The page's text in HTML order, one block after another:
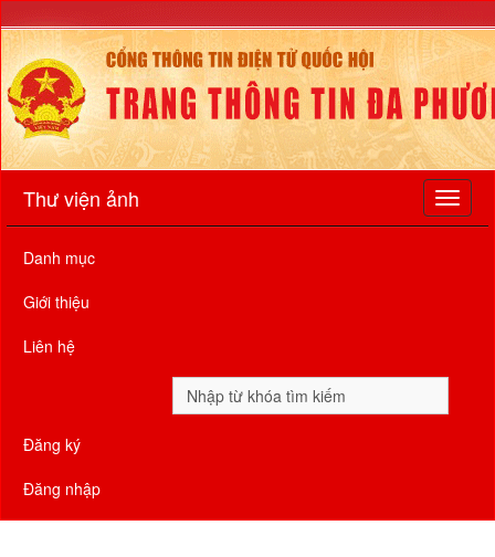
Thư viện ảnh
Danh mục
Giới thiệu
Liên hệ
Đăng ký
Đăng nhập